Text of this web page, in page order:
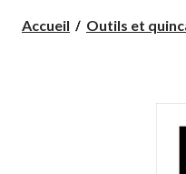
Accueil Outils et